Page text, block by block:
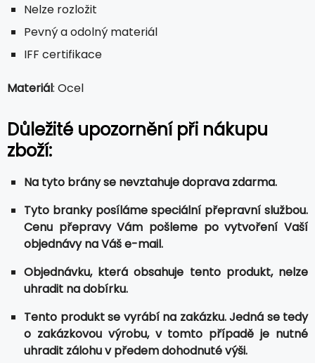
Nelze rozložit
Pevný a odolný materiál
IFF certifikace
Materiál: Ocel
Důležité upozornění při nákupu
zboží:
Na tyto brány se nevztahuje doprava zdarma.
Tyto branky posíláme speciální přepravní službou.
Cenu přepravy Vám pošleme po vytvoření Vaší
objednávy na Váš e-mail.
Objednávku, která obsahuje tento produkt, nelze
uhradit na dobírku.
Tento produkt se vyrábí na zakázku. Jedná se tedy
o zakázkovou výrobu, v tomto případě je nutné
uhradit zálohu v předem dohodnuté výši.